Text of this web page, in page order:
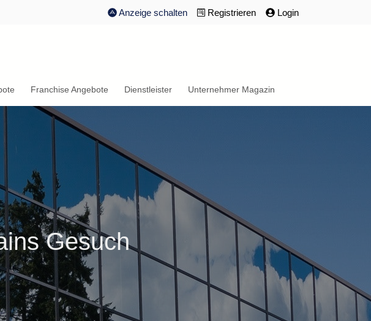
Anzeige schalten Registrieren Login
Franchise Angebote Dienstleister Unternehmer Magazin
Gesuch